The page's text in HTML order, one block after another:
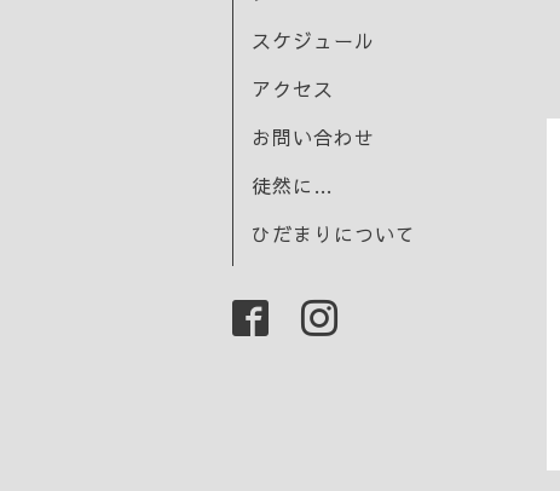
スケジュール
アクセス
お問い合わせ
徒然に…
ひだまりについて